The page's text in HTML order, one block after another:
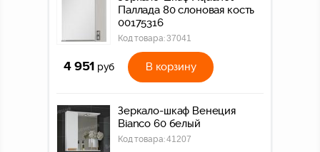
Паллада 80 слоновая кость
00175316
Код товара:37041
4 951 руб В корзину
Зеркало-шкаф Венеция
Bianco 60 белый
Код товара:41207